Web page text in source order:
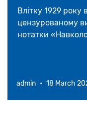
23 квітня 2026
їдишу на
Влітку 1929 року
цензурованому
нотатки
admin • 18 March